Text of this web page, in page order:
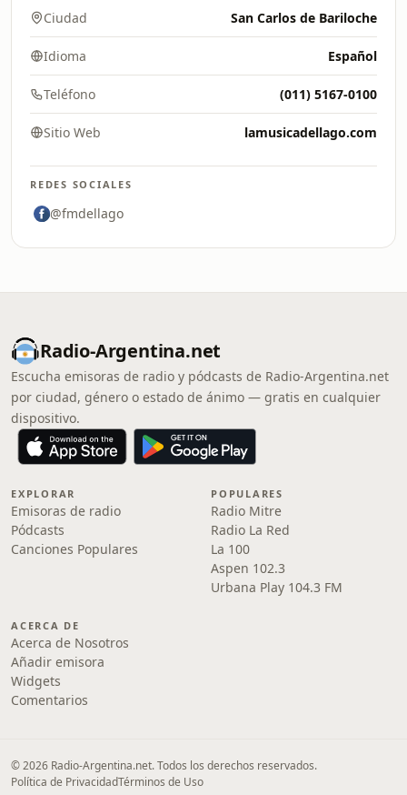
Ciudad San Carlos de Bariloche
Idioma Español
Teléfono (011) 5167-0100
Sitio Web lamusicadellago.com
REDES SOCIALES
@fmdellago
Radio-Argentina.net
Escucha emisoras de radio y pódcasts de Radio-Argentina.net
por ciudad, género o estado de ánimo — gratis en cualquier
dispositivo.
EXPLORAR
Emisoras de radio
Pódcasts
Canciones Populares
POPULARES
Radio Mitre
Radio La Red
La 100
Aspen 102.3
Urbana Play 104.3 FM
ACERCA DE
Acerca de Nosotros
Añadir emisora
Widgets
Comentarios
© 2026 Radio-Argentina.net. Todos los derechos reservados.
Política de PrivacidadTérminos de Uso